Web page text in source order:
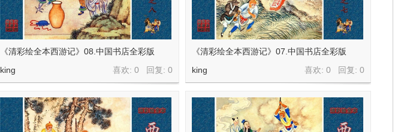
《清彩绘全本西游记》08.中国书店全彩版
喜欢: 0 回复:0
king
《清彩绘全本西游记》07.中国书店全彩版
喜欢: 0 回复:0
king